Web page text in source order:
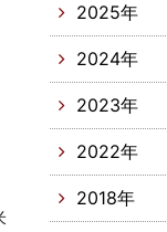
2025年
2024年
2023年
2022年
2018年